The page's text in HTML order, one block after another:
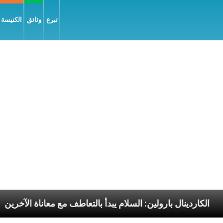
وثائق تبرع
الكاردينال بارولين: السلام يبدأ الرسوليّة